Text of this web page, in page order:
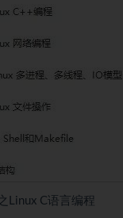
Linux C语言编程